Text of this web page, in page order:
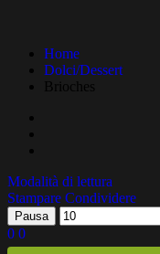
Home
Dolci/Dessert
Brioches
Modalità di lettura
Stampare Condividere
Pausa
0 0